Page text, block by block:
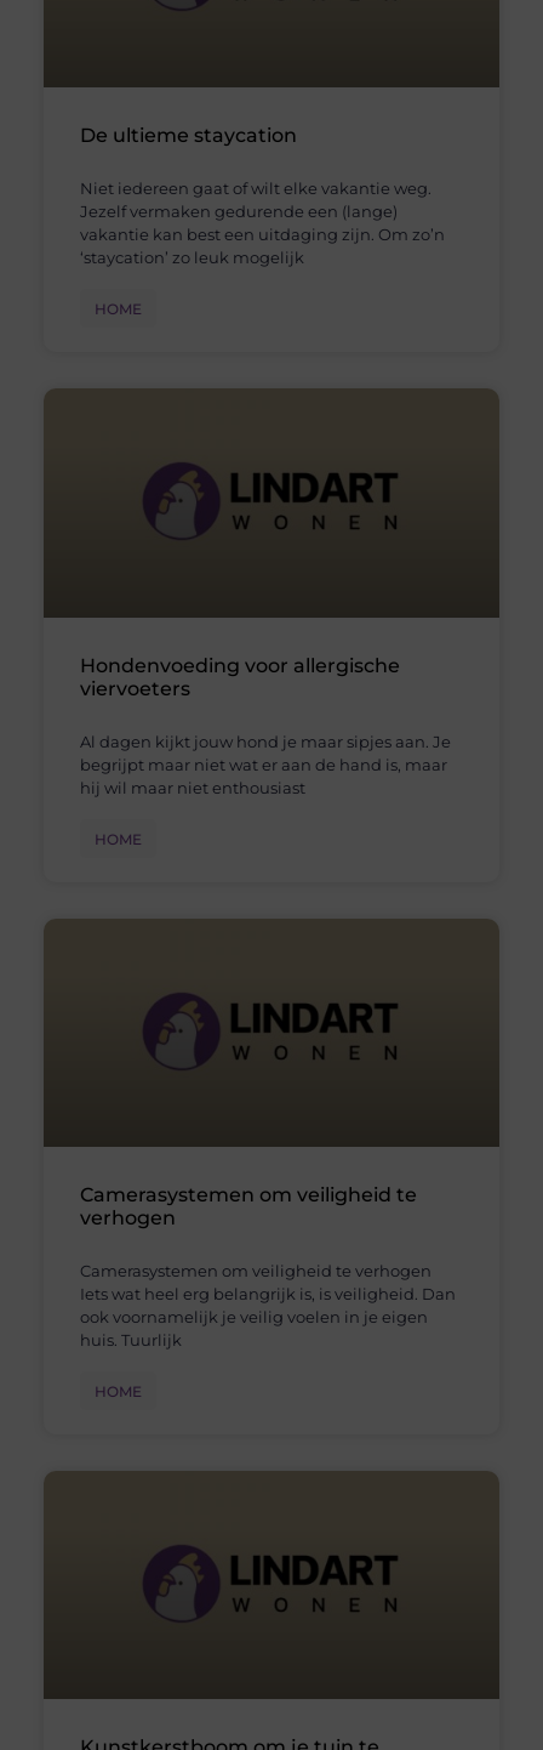
De ultieme staycation
Niet iedereen gaat of wilt elke vakantie weg.
Jezelf vermaken gedurende een (lange)
vakantie kan best een uitdaging zijn. Om zo’n
‘staycation’ zo leuk mogelijk
HOME
Hondenvoeding voor allergische
viervoeters
Al dagen kijkt jouw hond je maar sipjes aan. Je
begrijpt maar niet wat er aan de hand is, maar
hij wil maar niet enthousiast
HOME
Camerasystemen om veiligheid te
verhogen
Camerasystemen om veiligheid te verhogen
Iets wat heel erg belangrijk is, is veiligheid. Dan
ook voornamelijk je veilig voelen in je eigen
huis. Tuurlijk
HOME